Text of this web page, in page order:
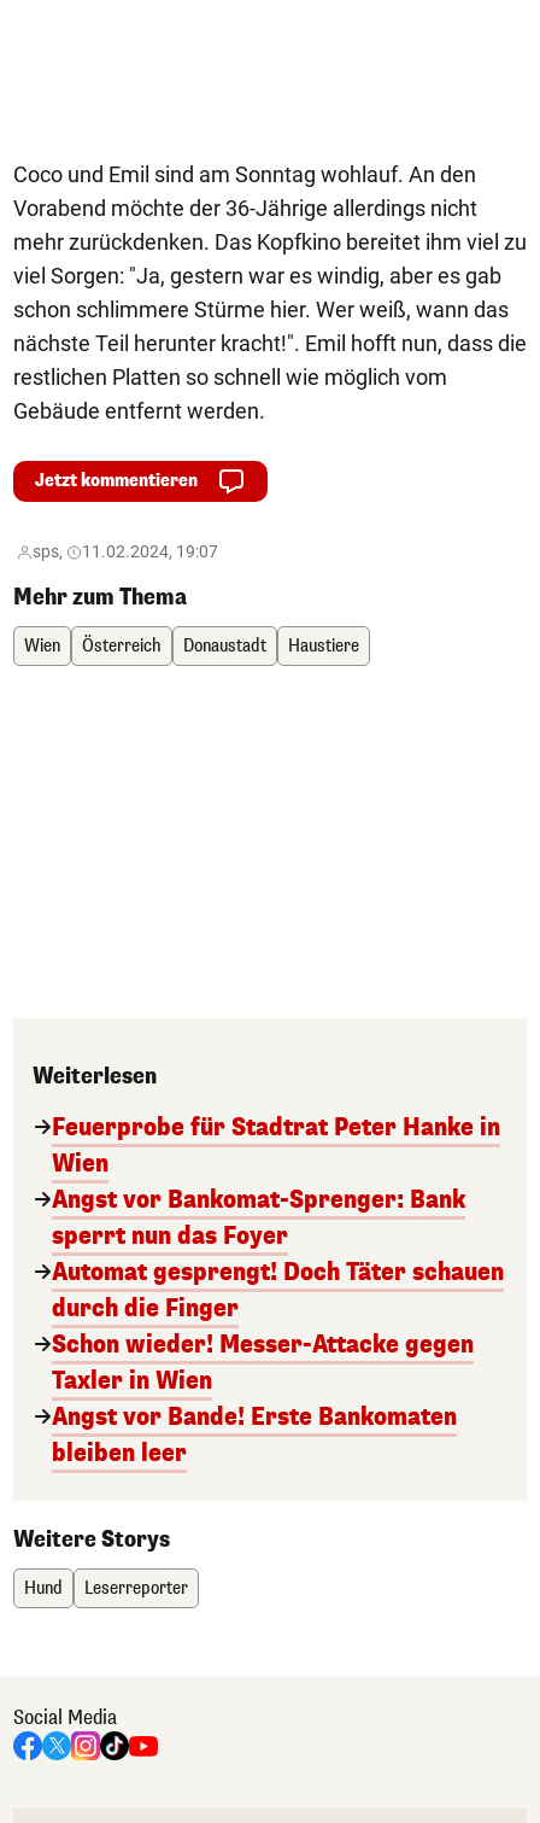
Coco und Emil sind am Sonntag wohlauf. An den
Vorabend möchte der 36-Jährige allerdings nicht
mehr zurückdenken. Das Kopfkino bereitet ihm viel zu
viel Sorgen: "Ja, gestern war es windig, aber es gab
schon schlimmere Stürme hier. Wer weiß, wann das
nächste Teil herunter kracht!". Emil hofft nun, dass die
restlichen Platten so schnell wie möglich vom
Gebäude entfernt werden.
Jetzt kommentieren
sps, 11.02.2024, 19:07
Mehr zum Thema
Wien Österreich Donaustadt Haustiere
Weiterlesen
Feuerprobe für Stadtrat Peter Hanke in
Wien
Angst vor Bankomat-Sprenger: Bank
sperrt nun das Foyer
Automat gesprengt! Doch Täter schauen
durch die Finger
Schon wieder! Messer-Attacke gegen
Taxler in Wien
Angst vor Bande! Erste Bankomaten
bleiben leer
Weitere Storys
Hund Leserreporter
Social Media